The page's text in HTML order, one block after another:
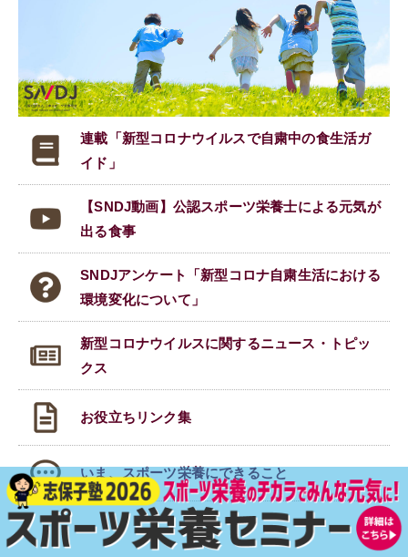
連載「新型コロナウイルスで自粛中の食生活ガ
イド」
【SNDJ動画】公認スポーツ栄養士による元気が
出る食事
SNDJアンケート「新型コロナ自粛生活における
環境変化について」
新型コロナウイルスに関するニュース・トピッ
クス
お役立ちリンク集
いま、スポーツ栄養にできること